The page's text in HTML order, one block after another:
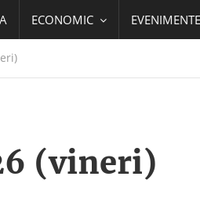
ECONOMIC EVENIMENTE
(vineri)